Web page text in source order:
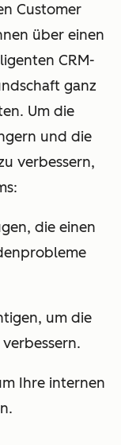
Customer
über einen
CRM-
ganz
Um die
und die
verbessern,
die einen
um die
Ihre internen